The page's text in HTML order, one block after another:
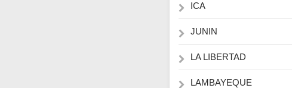
ICA
JUNIN
LA LIBERTAD
LAMBAYEQUE